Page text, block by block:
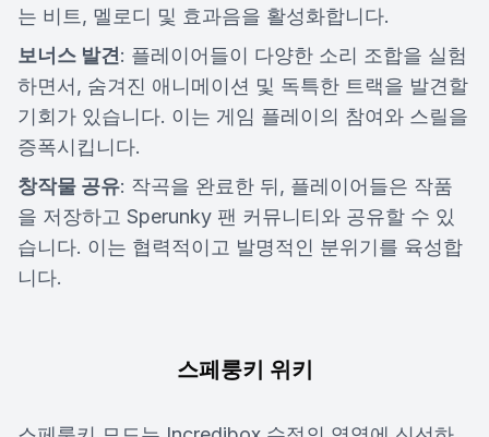
는 비트, 멜로디 및 효과음을 활성화합니다.
보너스 발견 : 플레이어들이 다양한 소리 조합을 실험
하면서, 숨겨진 애니메이션 및 독특한 트랙을 발견할
기회가 있습니다. 이는 게임 플레이의 참여와 스릴을
증폭시킵니다.
창작물 공유: 작곡을 완료한 뒤, 플레이어들은 작품
을 저장하고 Sperunky 팬 커뮤니티와 공유할 수 있
습니다. 이는 협력적이고 발명적인 분위기를 육성합
니다.
스페룽키 위키